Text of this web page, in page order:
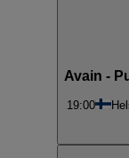
Avain -
19:00